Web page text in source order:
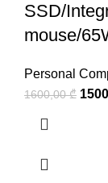
SSD/
mouse/
Personal
1600,00₾